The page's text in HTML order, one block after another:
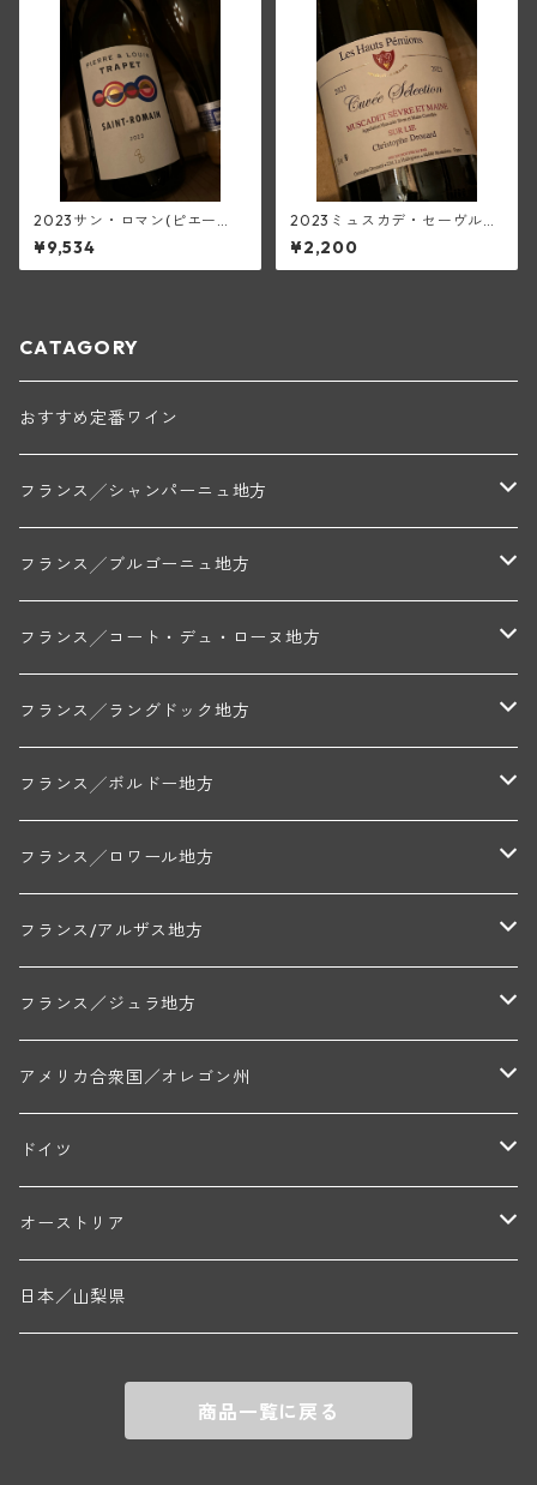
2023サン・ロマン(ピエー
ル・エ・ルイ・トラペ)
¥9,534
2023ミュスカデ・セーヴル・
エ・メーヌ<シュール・リー>
(デ・オー・ペミヨン)
¥2,200
CATAGORY
おすすめ定番ワイン
フランス╱シャンパーニュ地方
モンターニュ・ド・ランス
トリシェ・ディディエ
コート・デ・ブラン
ミッシェル・ジュネ
フランス╱ブルゴーニュ地方
シャブリ地区
プティ・ポンティニィ(シャブリ)
アラン・マティアス(トネロワ)
コート・ド・ニュイ地区
クロード・デュガ(ジュヴレ・シャンベルタン)
セラファン・ペール・エ・フィス(ジュヴレ・シャンベルタン)
エマニュエル・ルジェ(フラジェ・エシェゾー)
ニコラ・ルジェ(フラジェ・エシェゾー)
コート・ド・ボーヌ地区
フランソワーズ・ジャニアール(ペルナン・ヴェルジュレス)
マルキ・ダンジェルヴィル(ヴォルネー)
ドニ・ペール・エ・フィス(ペルナン・ヴェルジュレス)
コント・ラフォン(ムルソー)
フランソワ・ミクルスキ(ムルソー)
コート・シャロネーズ地区
ロワイエ(コート・デュ・クーショワ)
A&Pド・ヴィレーヌ(ブーズロン)
マコネ地区
マンシア・ポンセ(シャントレ)
ボージョレ地区
フランク・ジュイヤール(ジュリエナ)
ギイ・ブルトン(モルゴン)
フランス╱コート・デュ・ローヌ地方
北部地区
ジャン・ルイ・シャーヴ(エルミタージュ)
ジャン・ルイ・シャーヴ・セレクション(エルミタージュ)
南部地区
ル・ヴュー・ドンジョン(シャトーヌフ・デュ・パプ)
シャトー・ライヤ(シャトーヌフ・デュ・パプ)
フランス╱ラングドック地方
コトー・デュ・ラングドック地区
ド・ロルチュ(ヴァルフローネ)
ヴァン・ド・ペイ・ド・レロー
ムーラン・ド・ガサック
フランス╱ボルドー地方
アントル・ドゥー・メール地区
シャトー・レストリーユ
メドック地区
シャトー・ル・タンプル
フランス╱ロワール地方
ペイ・ナンテ地区
デ・オー・ペミオン(ムスカデ)
サントル・ニヴェルネ地区
ディディエ・ダグノー(プイィ・フュメ)
レジス・ミネ(プイィ・フュメ)
トゥーレーヌ地区
ド・ラ・ノブレ(シノン)
フランス/アルザス地方
ロリー・ガスマン
フランス／ジュラ地方
アルボワ
ペリカン
アメリカ合衆国／オレゴン州
ウィラメット・ヴァレー
ニコラ・ジェイ
ドイツ
ラインガウ
ゲオルグ・ブロイヤー
フランケン
オーストリア
テルメンレギオン
セップ・モーザ―
カンプタール
日本／山梨県
商品一覧に戻る